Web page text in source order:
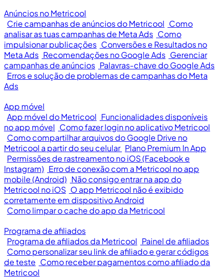
Anúncios no Metricool
Crie campanhas de anúncios do Metricool Como
analisar as tuas campanhas de Meta Ads Como
impulsionar publicações Conversões e Resultados no
Meta Ads Recomendações no Google Ads Gerenciar
campanhas de anúncios Palavras-chave do Google Ads
Erros e solução de problemas de campanhas do Meta
Ads
App móvel
App móvel do Metricool Funcionalidades disponíveis
no app móvel Como fazer login no aplicativo Metricool
Como compartilhar arquivos do Google Drive no
Metricool a partir do seu celular Plano Premium In App
Permissões de rastreamento no iOS (Facebook e
Instagram) Erro de conexão com a Metricool no app
mobile (Android) Não consigo entrar na app do
Metricool no iOS O app Metricool não é exibido
corretamente em dispositivo Android
Como limpar o cache do app da Metricool
Programa de afiliados
Programa de afiliados da Metricool Painel de afiliados
Como personalizar seu link de afiliado e gerar códigos
de teste Como receber pagamentos como afiliado da
Metricool